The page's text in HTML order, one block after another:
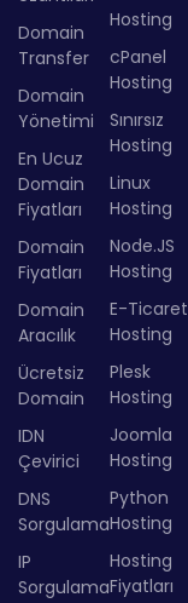
Domain
Transfer
Domain
Yönetimi
En Ucuz
Domain
Fiyatları
Domain
Fiyatları
Domain
Aracılık
Ücretsiz
Domain
IDN
Çevirici
DNS
Sorgulama
IP
Sorgulama
Hosting
cPanel
Hosting
Sınırsız
Hosting
Linux
Hosting
Node.JS
Hosting
E-Ticaret
Hosting
Plesk
Hosting
Joomla
Hosting
Python
Hosting
Hosting
Fiyatları